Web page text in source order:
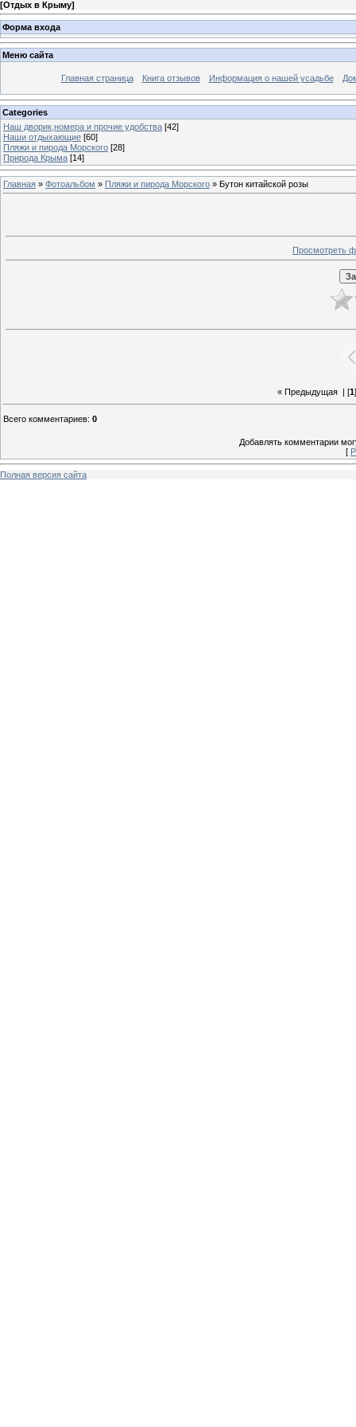
[Отдых в Крыму]
Форма входа
Меню сайта
Главная страница Книга отзывов Информация о нашей усадьбе
Categories
Наш дворик,номера и прочие удобства [42]
Наши отдыхающие [60]
Пляжи и пирода Морского [28]
Природа Крыма [14]
Главная » Фотоальбом » Пляжи и пирода Морского » Бутон китайской розы
Просмотреть
« Предыдущая| [1
Всего комментариев: 0
Добавлять комментарии
[
Полная версия сайта